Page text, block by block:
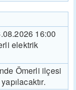
16:00
elektrik
Ömerli ilçesi